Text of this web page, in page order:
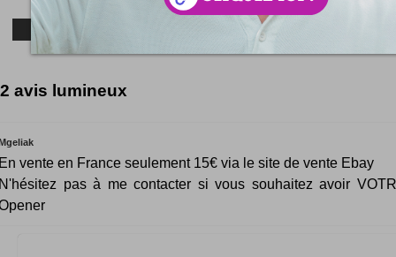
2 avis lumineux
vente en France seulement 15€ via le site de vente Ebay
pas à me contacter si vous souhaitez avoir